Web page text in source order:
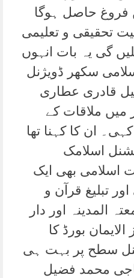
فروغ حاصل ہوگا
تحقیقی و تعلیمی
گی یہ بات انہوں
سکھر ڈویژنل
قادری عطاری
ملاقات کے
ان کا کہنا تھا
اسلامک
اسلامی بھی ایک
تبلیغ قرآن و
المدینہ اور دار
بورڈ کا
سطح پر بہت ہی
محمد فضیل